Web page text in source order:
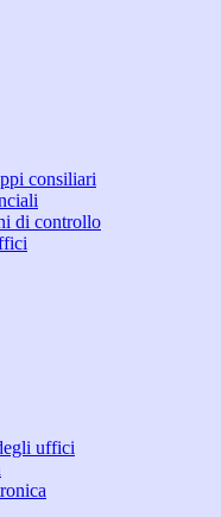
consiliari
di controllo
uffici